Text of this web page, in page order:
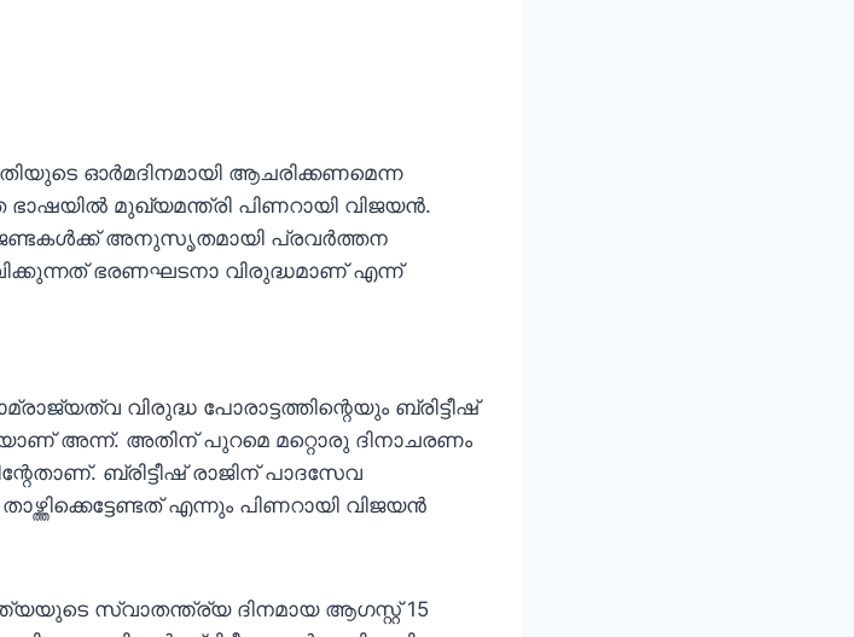
ഓര്‍മദിനമായി ആചരിക്കണമെന്ന
മുഖ്യമന്ത്രി പിണറായി വിജയന്‍.
അജണ്ടകള്‍ക്ക് അനുസൃതമായി പ്രവര്‍ത്തന
ഭരണഘടനാ വിരുദ്ധമാണ് എന്ന്
വിരുദ്ധ പോരാട്ടത്തിന്റെയും ബ്രിട്ടീഷ്
അന്ന്. അതിന് പുറമെ മറ്റൊരു ദിനാചരണം
ബ്രിട്ടീഷ് രാജിന് പാദസേവ
എന്നും പിണറായി വിജയന്‍
സ്വാതന്ത്ര്യ ദിനമായ ആഗസ്റ്റ് 15